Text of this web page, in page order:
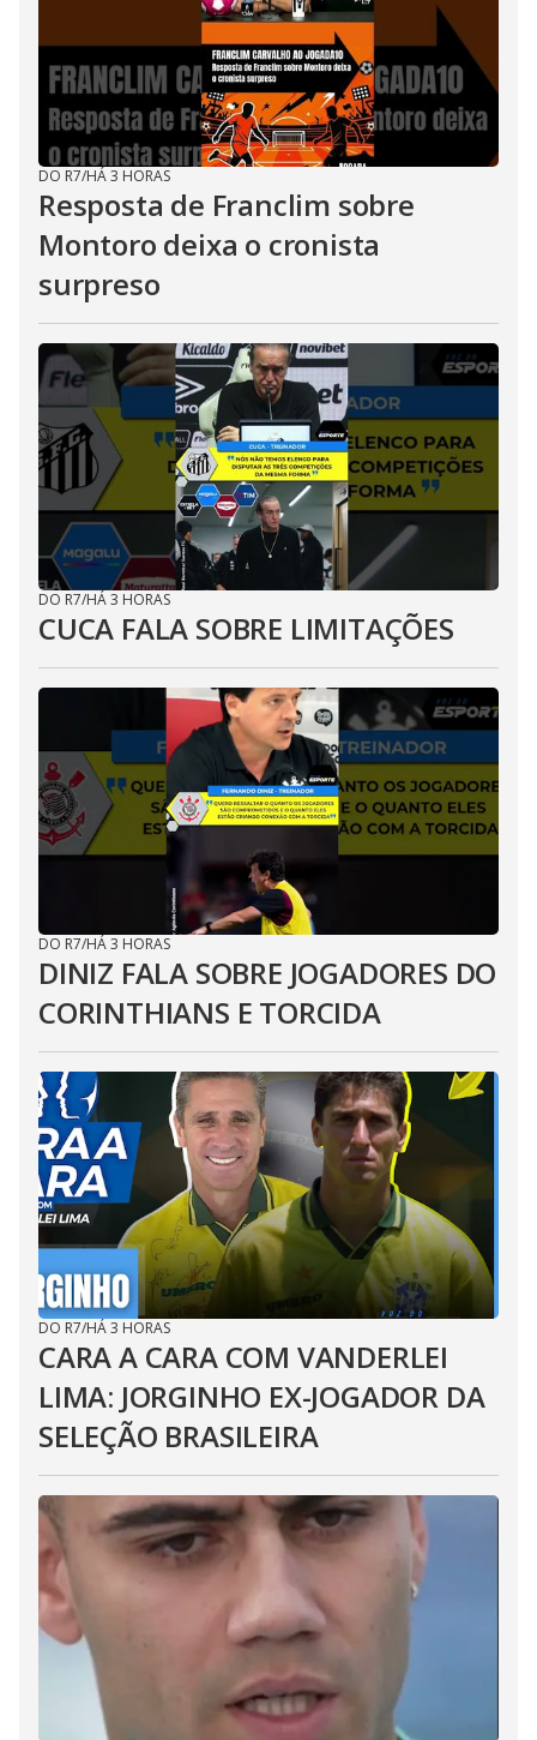
DO R7/HÁ 3 HORAS
Resposta de Franclim sobre
Montoro deixa o cronista
surpreso
DO R7/HÁ 3 HORAS
CUCA FALA SOBRE LIMITAÇÕES
DO R7/HÁ 3 HORAS
DINIZ FALA SOBRE JOGADORES DO
CORINTHIANS E TORCIDA
DO R7/HÁ 3 HORAS
CARA A CARA COM VANDERLEI
LIMA: JORGINHO EX-JOGADOR DA
SELEÇÃO BRASILEIRA